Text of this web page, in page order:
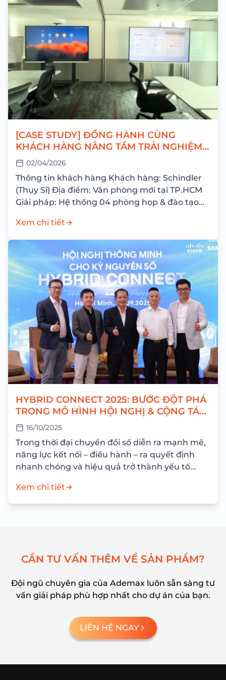
[CASE STUDY] ĐỒNG HÀNH CÙNG
KHÁCH HÀNG NÂNG TẦM TRẢI NGHIỆM
ĐÀO TẠO & HỘI HỌP VỚI HUAWEI
IDEAHUB S2
02/04/2026
Thông tin khách hàng Khách hàng: Schindler
(Thụy Sĩ) Địa điểm: Văn phòng mới tại TP.HCM
Giải pháp: Hệ thống 04 phòng họp & đào tạo
Xem chi tiết
HYBRID CONNECT 2025: BƯỚC ĐỘT PHÁ
TRONG MÔ HÌNH HỘI NGHỊ & CỘNG TÁC
TOÀN CẦU
16/10/2025
Trong thời đại chuyển đổi số diễn ra mạnh mẽ,
năng lực kết nối – điều hành – ra quyết định
nhanh chóng và hiệu quả trở thành yếu tố...
Xem chi tiết
CẦN TƯ VẤN THÊM VỀ SẢN PHẨM?
Đội ngũ chuyên gia của Ademax luôn sẵn sàng tư
vấn giải pháp phù hợp nhất cho dự án của bạn.
LIÊN HỆ NGAY